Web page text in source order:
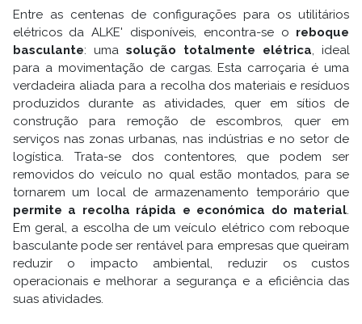
Entre as centenas de configurações para os utilitários
elétricos da ALKE' disponíveis, encontra-se o reboque
basculante: uma solução totalmente elétrica, ideal
para a movimentação de cargas. Esta carroçaria é uma
verdadeira aliada para a recolha dos materiais e resíduos
produzidos durante as atividades, quer em sítios de
construção para remoção de escombros, quer em
serviços nas zonas urbanas, nas indústrias e no setor de
logística. Trata-se dos contentores, que podem ser
removidos do veículo no qual estão montados, para se
tornarem um local de armazenamento temporário que
permite a recolha rápida e económica do material.
Em geral, a escolha de um veículo elétrico com reboque
basculante pode ser rentável para empresas que queiram
reduzir o impacto ambiental, reduzir os custos
operacionais e melhorar a segurança e a eficiência das
suas atividades.